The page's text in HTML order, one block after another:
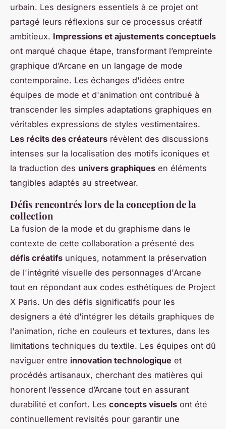
urbain. Les designers essentiels à ce projet ont
partagé leurs réflexions sur ce processus créatif
ambitieux. Impressions et ajustements conceptuels
ont marqué chaque étape, transformant l’empreinte
graphique d’Arcane en un langage de mode
contemporaine. Les échanges d'idées entre
équipes de mode et d'animation ont contribué à
transcender les simples adaptations graphiques en
véritables expressions de styles vestimentaires.
Les récits des créateurs révèlent des discussions
intenses sur la localisation des motifs iconiques et
la traduction des univers graphiques en éléments
tangibles adaptés au streetwear.
Défis rencontrés lors de la conception de la
collection
La fusion de la mode et du graphisme dans le
contexte de cette collaboration a présenté des
défis créatifs uniques, notamment la préservation
de l'intégrité visuelle des personnages d'Arcane
tout en répondant aux codes esthétiques de Project
X Paris. Un des défis significatifs pour les
designers a été d'intégrer les détails graphiques de
l'animation, riche en couleurs et textures, dans les
limitations techniques du textile. Les équipes ont dû
naviguer entre innovation technologique et
procédés artisanaux, cherchant des matières qui
honorent l’essence d’Arcane tout en assurant
durabilité et confort. Les concepts visuels ont été
continuellement revisités pour garantir une